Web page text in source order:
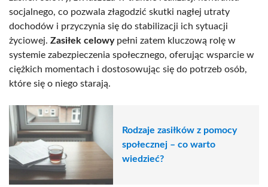
socjalnego, co pozwala złagodzić skutki nagłej utraty
dochodów i przyczynia się do stabilizacji ich sytuacji
życiowej. Zasiłek celowypełni zatem kluczową rolę w
systemie zabezpieczenia społecznego, oferując wsparcie w
ciężkich momentach i dostosowując się do potrzeb osób,
które się o niego starają.
Rodzaje zasiłków z pomocy
społecznej – co warto
wiedzieć?